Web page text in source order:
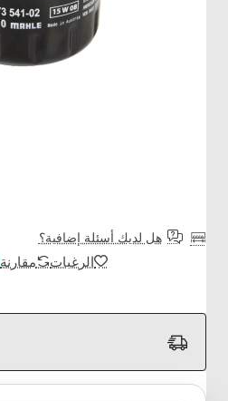
هل لديك أسئلة إضافية؟
الرغبات مقارنة